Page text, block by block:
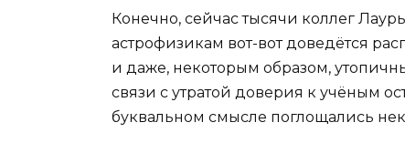
Конечно, сейчас тысячи коллег
астрофизикам вот-вот доведётся
и даже, некоторым образом,
связи с утратой доверия к учёным
буквальном смысле поглощались